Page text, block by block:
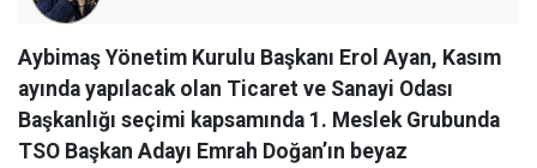
Aybimaş Yönetim Kurulu Başkanı Erol Ayan, Kasım
ayında yapılacak olan Ticaret ve Sanayi Odası
Başkanlığı seçimi kapsamında 1. Meslek Grubunda
TSO Başkan Adayı Emrah Doğan’ın beyaz